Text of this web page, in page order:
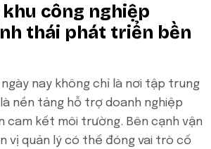
công nghiệp
thái phát triển bền
ngày nay không chỉ là nơi tập trung
nền tảng hỗ trợ doanh nghiệp
cam kết môi trường. Bên cạnh vận
vị quản lý có thể đóng vai trò cố